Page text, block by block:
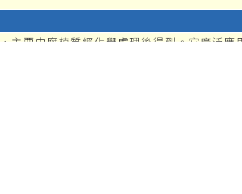
主要由腐植質經化學處理後得到。它廣泛應